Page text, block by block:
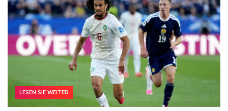
LESEN SIE WEITER